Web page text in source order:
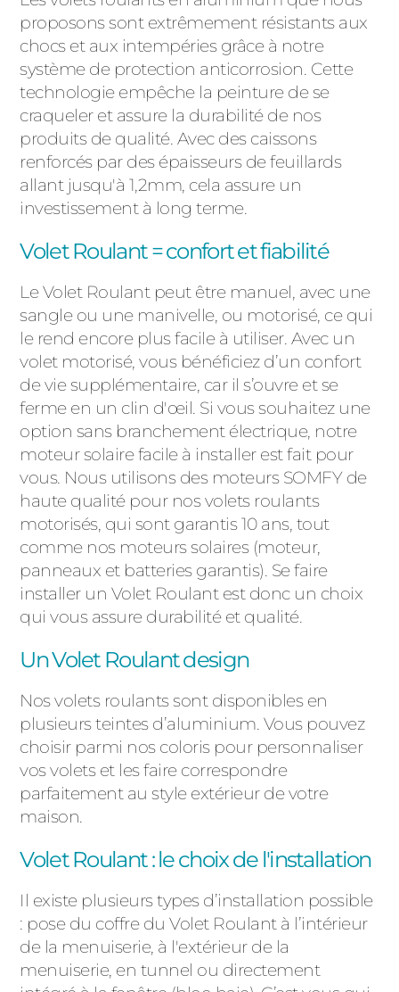
proposons sont extrêmement résistants aux
chocs et aux intempéries grâce à notre
système de protection anticorrosion. Cette
technologie empêche la peinture de se
craqueler et assure la durabilité de nos
produits de qualité. Avec des caissons
renforcés par des épaisseurs de feuillards
allant jusqu'à 1,2mm, cela assure un
investissement à long terme.
Volet Roulant = confort et fiabilité
Le Volet Roulant peut être manuel, avec une
sangle ou une manivelle, ou motorisé, ce qui
le rend encore plus facile à utiliser. Avec un
volet motorisé, vous bénéficiez d’un confort
de vie supplémentaire, car il s’ouvre et se
ferme en un clin d'œil. Si vous souhaitez une
option sans branchement électrique, notre
moteur solaire facile à installer est fait pour
vous. Nous utilisons des moteurs SOMFY de
haute qualité pour nos volets roulants
motorisés, qui sont garantis 10 ans, tout
comme nos moteurs solaires (moteur,
panneaux et batteries garantis). Se faire
installer un Volet Roulant est donc un choix
qui vous assure durabilité et qualité.
Un Volet Roulant design
Nos volets roulants sont disponibles en
plusieurs teintes d’aluminium. Vous pouvez
choisir parmi nos coloris pour personnaliser
vos volets et les faire correspondre
parfaitement au style extérieur de votre
maison.
Volet Roulant : le choix de l'installation
Il existe plusieurs types d’installation possible
: pose du coffre du Volet Roulant à l’intérieur
de la menuiserie, à l'extérieur de la
menuiserie, en tunnel ou directement